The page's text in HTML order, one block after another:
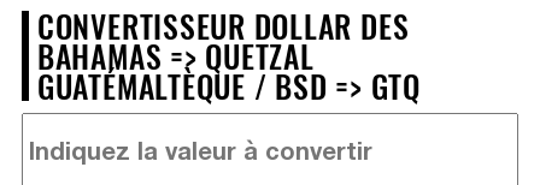
CONVERTISSEUR DOLLAR DES
BAHAMAS => QUETZAL
GUATÉMALTÈQUE / BSD => GTQ